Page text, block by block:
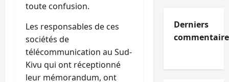
toute confusion.
Les responsables de ces
sociétés de
télécommunication au Sud-
Kivu qui ont réceptionné
leur mémorandum, ont
Derniers